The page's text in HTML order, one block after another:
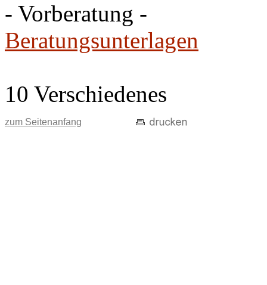
- Vorberatung -
Beratungsunterlagen
10 Verschiedenes
zum Seitenanfang